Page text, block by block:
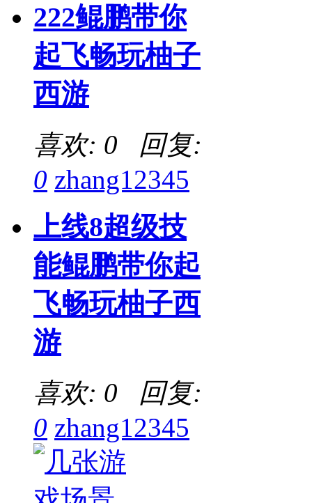
222鲲鹏带你
起飞畅玩柚子
西游
喜欢: 0 回复:
0 zhang12345
上线8超级技
能鲲鹏带你起
飞畅玩柚子西
游
喜欢: 0 回复:
0 zhang12345